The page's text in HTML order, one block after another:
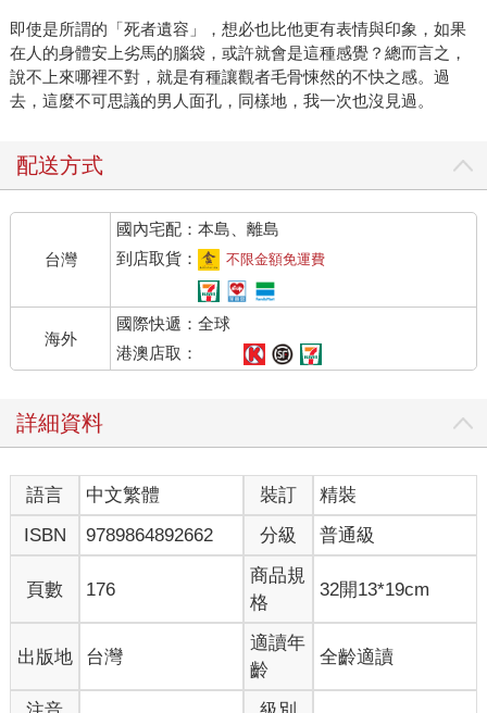
即使是所謂的「死者遺容」，想必也比他更有表情與印象，如果
在人的身體安上劣馬的腦袋，或許就會是這種感覺？總而言之，
說不上來哪裡不對，就是有種讓觀者毛骨悚然的不快之感。過
去，這麼不可思議的男人面孔，同樣地，我一次也沒見過。
配送方式
台灣
國內宅配：本島、離島
到店取貨：
不限金額免運費
海外
國際快遞：全球
港澳店取：
詳細資料
語言 中文繁體 裝訂
精裝
ISBN
9789864892662 分級 普通級
頁數 176
商品規
格
32開13*19cm
出版地 台灣
適讀年
齡
全齡適讀